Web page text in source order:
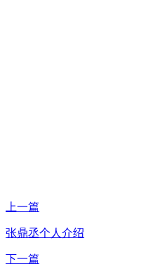
上一篇
张鼎丞个人介绍
下一篇